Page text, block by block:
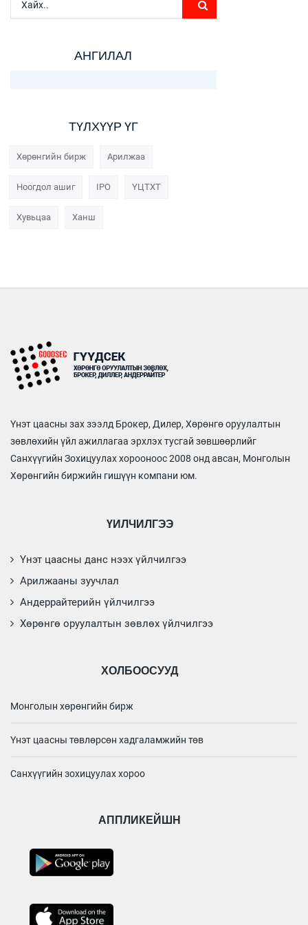
АНГИЛАЛ
ТҮЛХҮҮР ҮГ
Хөрөнгийн бирж Арилжаа
Ноогдол ашиг IPO ҮЦТХТ
Хувьцаа Ханш
Үнэт цаасны зах зээлд Брокер, Дилер, Хөрөнгө оруулалтын
зөвлөхийн үйл ажиллагаа эрхлэх тусгай зөвшөөрлийг
Санхүүгийн Зохицуулах хорооноос 2008 онд авсан, Монголын
Хөрөнгийн биржийн гишүүн компани юм.
ҮЙЛЧИЛГЭЭ
Үнэт цаасны данс нээх үйлчилгээ
Арилжааны зуучлал
Андеррайтерийн үйлчилгээ
Хөрөнгө оруулалтын зөвлөх үйлчилгээ
ХОЛБООСУУД
Монголын хөрөнгийн бирж
Үнэт цаасны төвлөрсөн хадгаламжийн төв
Санхүүгийн зохицуулах хороо
АППЛИКЕЙШН